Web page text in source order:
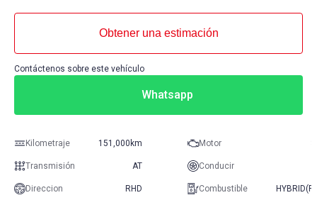
Obtener una estimación
Contáctenos sobre este vehículo
Whatsapp
Kilometraje 151,000km Motor
Transmisión AT Conducir
Direccion RHD Combustible